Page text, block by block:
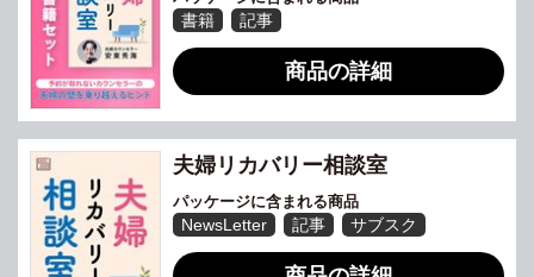
書籍 記事
商品の詳細
夫婦リカバリー相談室
パッケージに含まれる商品
NewsLetter 記事 サブスク